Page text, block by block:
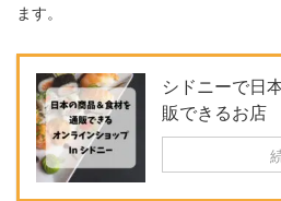
ます。
シドニーで日
販できるお店